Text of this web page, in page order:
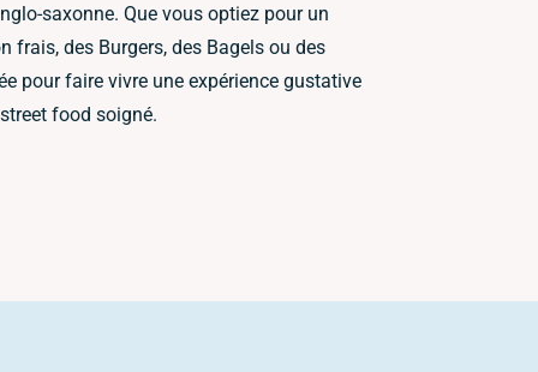
saxonne. Que vous optiez pour un
frais, des Burgers, des Bagels ou des
pour faire vivre une expérience gustative
food soigné.